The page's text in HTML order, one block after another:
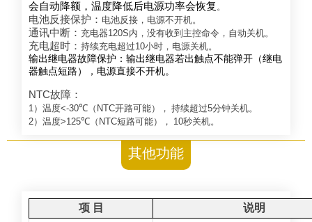
会自动降额，温度降低后电源功率会恢复 。
电池反接保护： 电池反接，电源不开机。
通讯中断： 充电器120S内，没有收到主控命令，自动关机。
充电超时：持续充电超过10小时，电源关机。
输出继电器故障保护：输出继电器若出触点不能弹开（继电
器触点短路），电源直接不开机。
NTC故障：
1）温度<-30℃（ NTC开路可能）， 持续超过5分钟关机。
2）温度>125℃（ NTC短路可能）， 10秒关机。
其他功能
项 目 说明